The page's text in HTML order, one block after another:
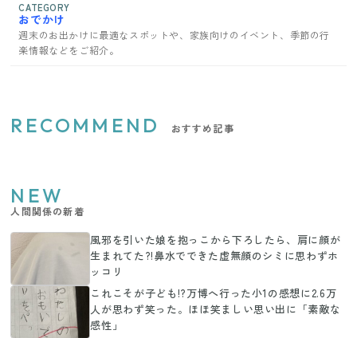
CATEGORY
おでかけ
週末のお出かけに最適なスポットや、家族向けのイベント、季節の行
楽情報などをご紹介。
RECOMMEND おすすめ記事
NEW
人間関係の新着
風邪を引いた娘を抱っこから下ろしたら、肩に顔が
生まれてた?!鼻水でできた虚無顔のシミに思わずホ
ッコリ
これこそが子ども!?万博へ行った小1の感想に2.6万
人が思わず笑った。ほほ笑ましい思い出に「素敵な
感性」